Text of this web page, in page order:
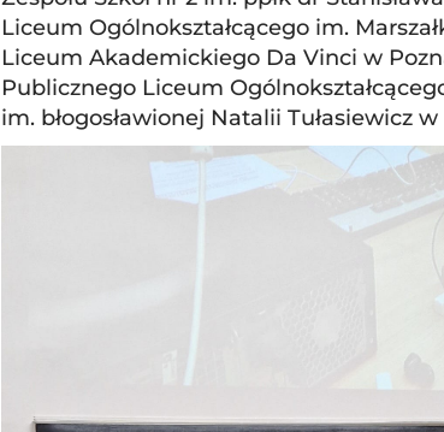
Liceum Ogólnokształcącego im.
Liceum Akademickiego Da Vinci w
Publicznego Liceum
im. błogosławionej Natalii Tułasiewicz